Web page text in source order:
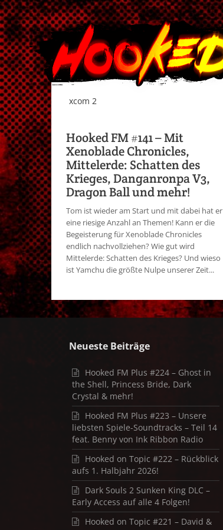
xcom 2
Hooked FM #141 – Mit
Xenoblade Chronicles,
Mittelerde: Schatten des
Krieges, Danganronpa V3,
Dragon Ball und mehr!
Tom ist wieder am Start und mit dabei hat er
eine riesige Anzahl an Themen! Kann er die
Begeisterung für Xenoblade Chronicles
endlich nachvollziehen? Wie gut wird
Mittelerde: Schatten des Krieges? Und wieso
ist Yamchu die größte Nulpe unserer Zeit...
Neueste Beiträge
Hooked FM Plus #224 – Ghost in
the Shell, Princess Bride, Dark
Crystal & mehr!
Hooked FM Plus #223 – Unsere
liebsten Spiele-Soundtracks – Teil 14
feat. Benny von Ink Ribbon Radio
Hooked on Topic #222 – Rückblick
aufs 1. Halbjahr 2026!
Dark Souls 2 Sunken King DLC –
Early Access auf alle 4 Folgen!
Hooked on Topic #221 – David &